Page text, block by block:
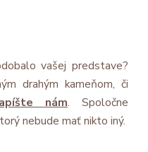
vašej predstave?
drahým kameňom, či
nám. Spoločne
nebude mať nikto iný.